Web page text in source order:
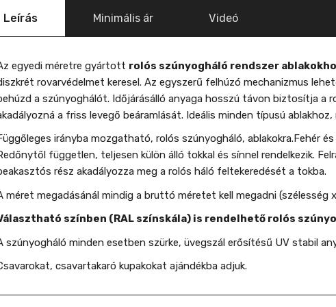
Leírás Minimális ár Videó
egyedi méretre gyártott rolós szúnyogháló rendszer
rovarvédelmet keresel. Az egyszerű felhúzó mechanizmus
a szúnyoghálót. Időjárásálló anyaga hosszú távon biztosítja a
a friss levegő beáramlását. Ideális minden típusú
irányba mozgatható, rolós szúnyogháló, ablakokra.Fehér
független, teljesen külön álló tokkal és sínnel rendelkezik.
rész akadályozza meg a rolós háló feltekeredését a tokba.
méret megadásánál mindig a bruttó méretet kell megadni (szélesség
színben (RAL színskála) is rendelhető rolós
szúnyogháló minden esetben szürke, üvegszál erősítésű UV stabil
csavartakaró kupakokat ajándékba adjuk.